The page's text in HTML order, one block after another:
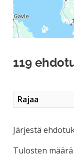
119
Rajaa
Järjestä
Tulosten